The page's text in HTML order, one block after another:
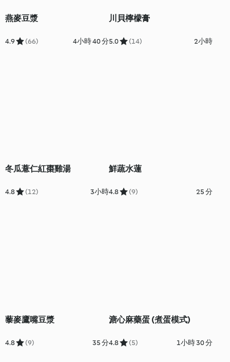
燕麥豆漿
4.9 (66) 4小時 40 分
川貝檸檬膏
5.0 (14) 2小時
冬瓜薏仁紅棗雞湯
4.8 (12) 3小時
鮮蔬水蓮
4.8 (9) 25 分
藜麥鷹嘴豆漿
4.8 (9) 35 分
溏心麻藥蛋 (煮蛋模式)
4.8 (5) 1小時 30 分